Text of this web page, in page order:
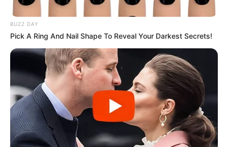
BUZZ DAY
Pick A Ring And Nail Shape To Reveal Your Darkest Secrets!